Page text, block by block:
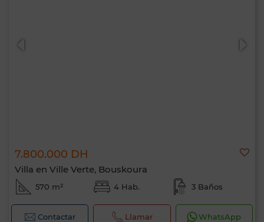
7.800.000 DH
Villa en Ville Verte, Bouskoura
570 m² 4 Hab. 3 Baños
Contactar Llamar WhatsApp